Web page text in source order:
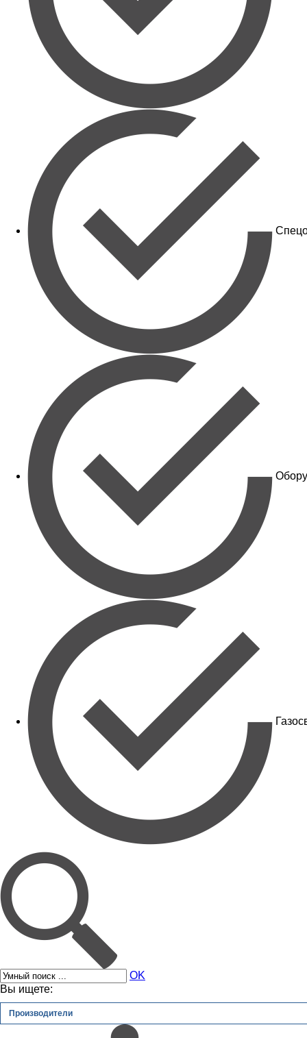
OK
Вы ищете:
Производители